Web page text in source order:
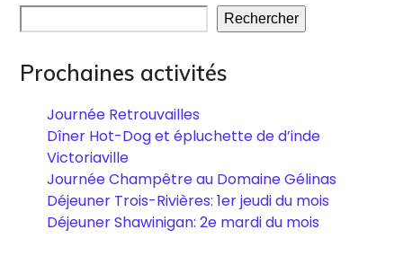
Rechercher
Prochaines activités
Journée Retrouvailles
Dîner Hot-Dog et épluchette de d’inde
Victoriaville
Journée Champêtre au Domaine Gélinas
Déjeuner Trois-Rivières: 1er jeudi du mois
Déjeuner Shawinigan: 2e mardi du mois